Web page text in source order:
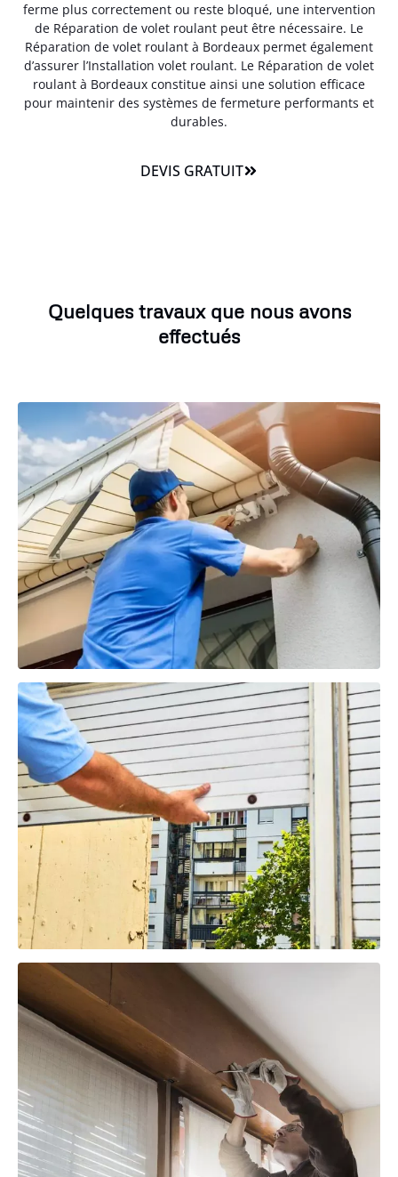
ferme plus correctement ou reste bloqué, une intervention
de Réparation de volet roulant peut être nécessaire. Le
Réparation de volet roulant à Bordeaux permet également
d’assurer l’Installation volet roulant. Le Réparation de volet
roulant à Bordeaux constitue ainsi une solution efficace
pour maintenir des systèmes de fermeture performants et
durables.
DEVIS GRATUIT
Quelques travaux que nous avons
effectués